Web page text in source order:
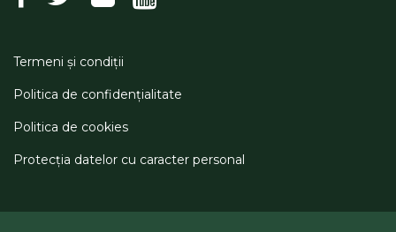
Termeni şi condiţii
Politica de confidenţialitate
Politica de cookies
Protecţia datelor cu caracter personal